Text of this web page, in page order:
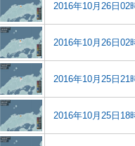
2016年10月26日02
2016年10月26日02
2016年10月25日21
2016年10月25日18